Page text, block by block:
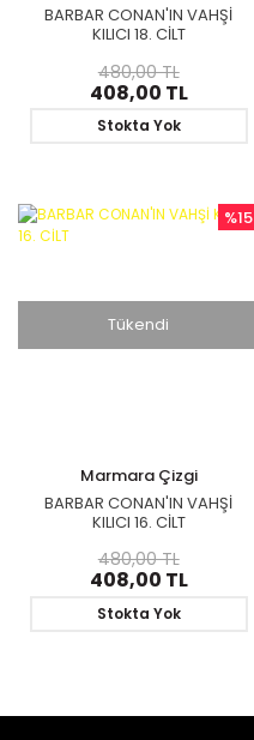
BARBAR CONAN'IN VAHŞİ
KILICI 18. CİLT
408,00 TL
480,00 TL
Stokta Yok
%15
Tükendi
Marmara Çizgi
BARBAR CONAN'IN VAHŞİ
KILICI 16. CİLT
408,00 TL
480,00 TL
Stokta Yok